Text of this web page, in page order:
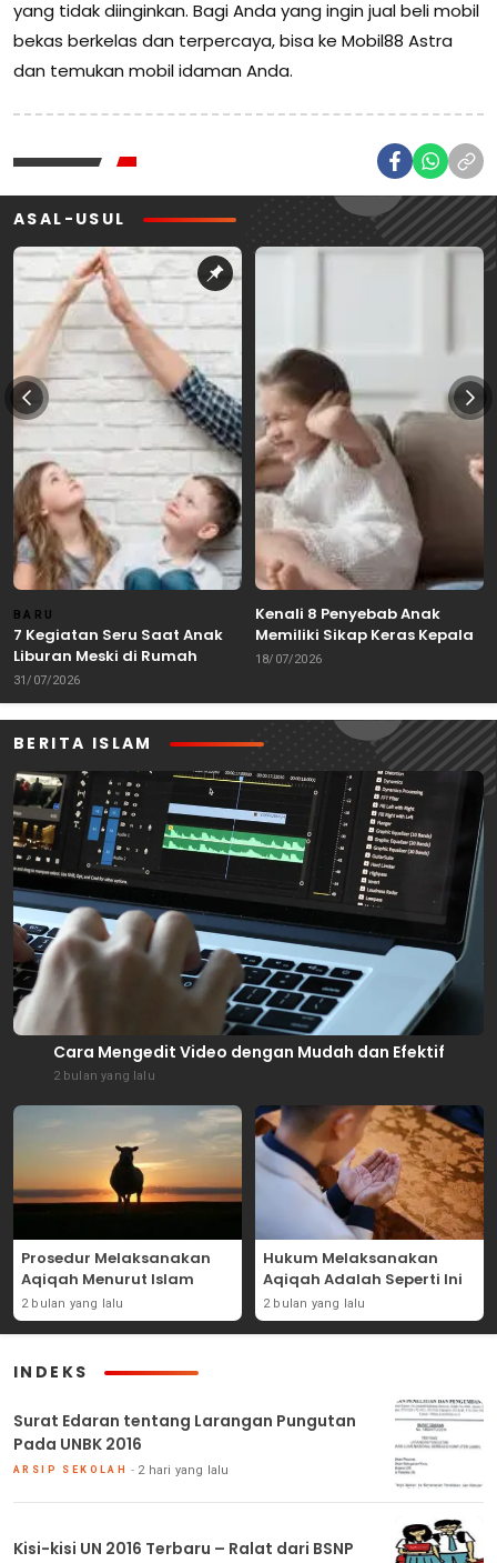
yang tidak diinginkan. Bagi Anda yang ingin jual beli mobil
bekas berkelas dan terpercaya, bisa ke Mobil88 Astra
dan temukan mobil idaman Anda.
ASAL-USUL
BARU
7 Kegiatan Seru Saat Anak
Liburan Meski di Rumah
31/07/2026
Kenali 8 Penyebab Anak
Memiliki Sikap Keras Kepala
18/07/2026
BERITA ISLAM
Cara Mengedit Video dengan Mudah dan Efektif
2 bulan yang lalu
Prosedur Melaksanakan
Aqiqah Menurut Islam
2 bulan yang lalu
Hukum Melaksanakan
Aqiqah Adalah Seperti Ini
2 bulan yang lalu
INDEKS
Surat Edaran tentang Larangan Pungutan
Pada UNBK 2016
ARSIP SEKOLAH 2 hari yang lalu
Kisi-kisi UN 2016 Terbaru – Ralat dari BSNP